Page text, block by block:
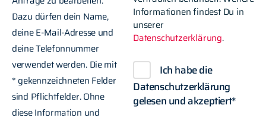
Dazu dürfen dein Name,
deine E-Mail-Adresse und
deine Telefonnummer
verwendet werden. Die mit
* gekennzeichneten Felder
sind Pflichtfelder. Ohne
diese Information und
Informationen findest Du in
unserer
Datenschutzerklärung.
Ich habe die
Datenschutzerklärung
gelesen und akzeptiert*